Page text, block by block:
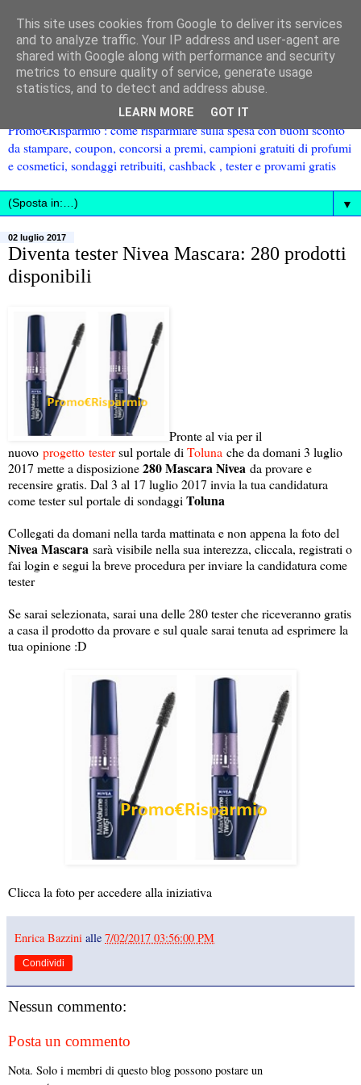
Promo€Risparmio : come risparmiare sulla spesa con buoni sconto
da stampare, coupon, concorsi a premi, campioni gratuiti di profumi
e cosmetici, sondaggi retribuiti, cashback , tester e provami gratis
▼
02 luglio 2017
Diventa tester Nivea Mascara: 280 prodotti
disponibili
Pronte al via per il
nuovo progetto testersul portale di Toluna che da domani 3 luglio
2017 mette a disposizione280 Mascara Nivea da provare e
recensire gratis. Dal 3 al 17 luglio 2017 invia la tua candidatura
come tester sul portale di sondaggi Toluna
Collegati da domani nella tarda mattinata e non appena la foto del
Nivea Mascara sarà visibile nella sua interezza, cliccala, registrati o
fai login e segui la breve procedura per inviare la candidatura come
tester
Se sarai selezionata, sarai una delle 280 tester che riceveranno gratis
a casa il prodotto da provare e sul quale sarai tenuta ad esprimere la
tua opinione :D
Clicca la foto per accedere alla iniziativa
Enrica Bazzini alle 7/02/2017 03:56:00 PM
Condividi
Nessun commento:
Posta un commento
Nota. Solo i membri di questo blog possono postare un
This site uses cookies from Google to deliver its services
and to analyze traffic. Your IP address and user-agent are
shared with Google along with performance and security
metrics to ensure quality of service, generate usage
statistics, and to detect and address abuse.
LEARN MORE GOT IT